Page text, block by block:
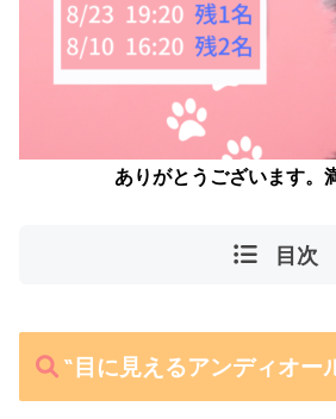
ありがとうございます。
目次
“目に見えるアンディオー